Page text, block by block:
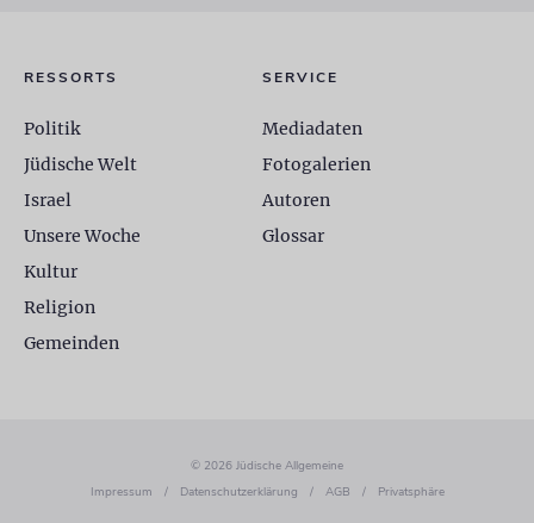
RESSORTS
Politik
Jüdische Welt
Israel
Unsere Woche
Kultur
Religion
Gemeinden
SERVICE
Mediadaten
Fotogalerien
Autoren
Glossar
© 2026 Jüdische Allgemeine
Impressum
/ Datenschutzerklärung / AGB / Privatsphäre